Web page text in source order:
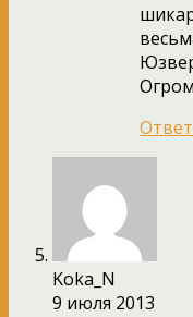
Koka_N
9 июля 2013